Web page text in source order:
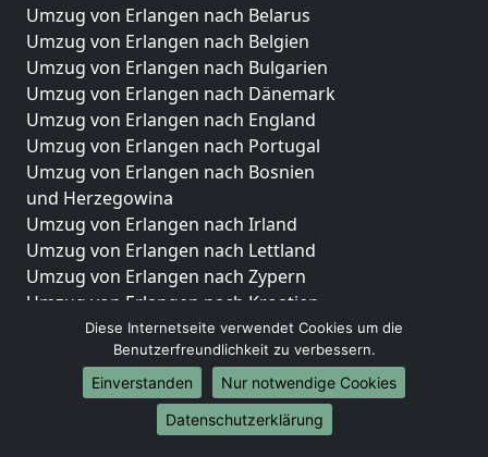
Umzug von Erlangen nach Belarus
Umzug von Erlangen nach Belgien
Umzug von Erlangen nach Bulgarien
Umzug von Erlangen nach Dänemark
Umzug von Erlangen nach England
Umzug von Erlangen nach Portugal
Umzug von Erlangen nach Bosnien
und Herzegowina
Umzug von Erlangen nach Irland
Umzug von Erlangen nach Lettland
Umzug von Erlangen nach Zypern
Umzug von Erlangen nach Kroatien
Umzug von Erlangen nach Estland
Umzug von Erlangen nach Finnland
Umzug von Erlangen nach Frankreich
Umzug von Erlangen nach Griechenland
Umzug von Erlangen nach Italien
Diese Internetseite verwendet Cookies um die
Benutzerfreundlichkeit zu verbessern.
Einverstanden
Nur notwendige Cookies
Datenschutzerklärung